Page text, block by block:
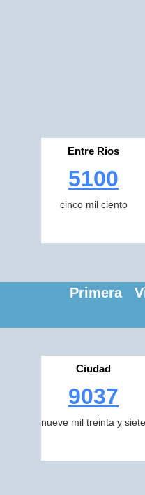
Entre Rios
5100
cinco mil ciento
Primera
Ciudad
9037
nueve mil treinta y siete